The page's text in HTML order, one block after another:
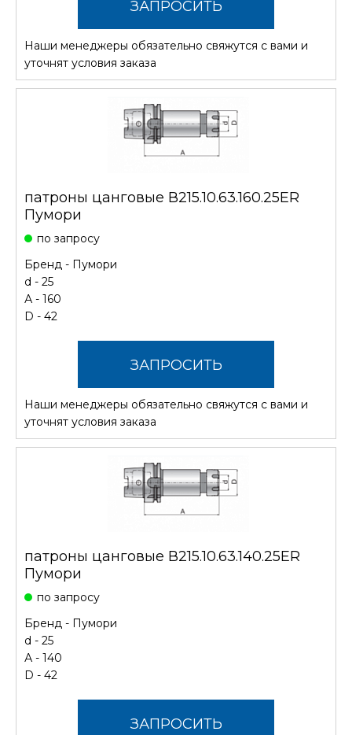
ЗАПРОСИТЬ
СТОИМОСТЬ
Наши менеджеры обязательно свяжутся с вами и
уточнят условия заказа
патроны цанговые В215.10.63.160.25ER
Пумори
по запросу
Бренд - Пумори
d - 25
А - 160
D - 42
ЗАПРОСИТЬ
СТОИМОСТЬ
Наши менеджеры обязательно свяжутся с вами и
уточнят условия заказа
патроны цанговые В215.10.63.140.25ER
Пумори
по запросу
Бренд - Пумори
d - 25
А - 140
D - 42
ЗАПРОСИТЬ